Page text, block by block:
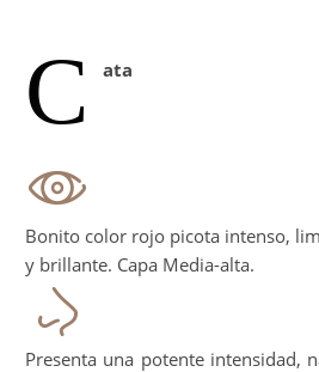
C ata
Bonito color rojo picota intenso,
y brillante. Capa Media-alta.
Presenta una potente intensidad,